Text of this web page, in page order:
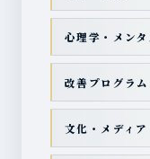
心理学・メン
改善プログラム
文化・メディア